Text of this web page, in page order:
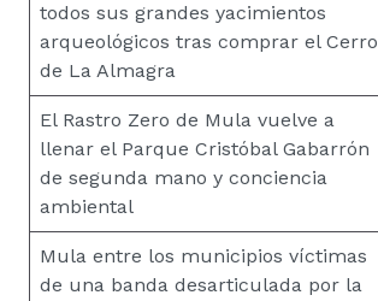
todos sus grandes yacimientos
arqueológicos tras comprar el Cerro
de La Almagra
El Rastro Zero de Mula vuelve a
llenar el Parque Cristóbal Gabarrón
de segunda mano y conciencia
ambiental
Mula entre los municipios víctimas
de una banda desarticulada por la